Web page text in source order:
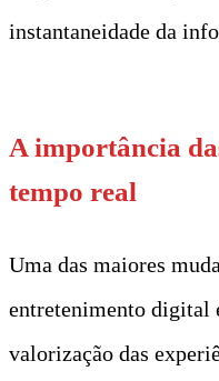
instantaneidade da
A importância
tempo real
Uma das maiores
entretenimento digital
valorização das